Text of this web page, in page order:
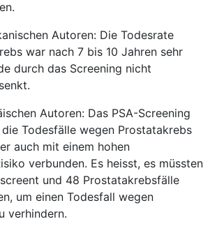
Autoren: Die Todesrate
war nach 7 bis 10 Jahren sehr
durch das Screening nicht
Autoren: Das PSA-Screening
Todesfälle wegen Prostatakrebs
auch mit einem hohen
verbunden. Es heisst, es müssten
und 48 Prostatakrebsfälle
um einen Todesfall wegen
verhindern.